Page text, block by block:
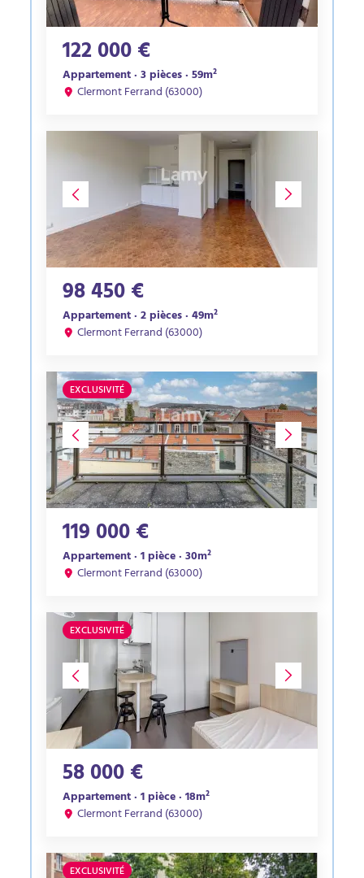
122 000 €
Appartement · 3 pièces · 59m²
Clermont Ferrand (63000)
98 450 €
Appartement · 2 pièces · 49m²
Clermont Ferrand (63000)
EXCLUSIVITÉ
119 000 €
Appartement · 1 pièce · 30m²
Clermont Ferrand (63000)
EXCLUSIVITÉ
58 000 €
Appartement · 1 pièce · 18m²
Clermont Ferrand (63000)
EXCLUSIVITÉ